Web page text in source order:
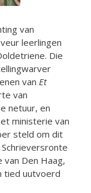
van
leerlingen
Die
van Et
van
netuur, en
ministerie van
steld om dit
van Den Haag,
tied uutvoerd